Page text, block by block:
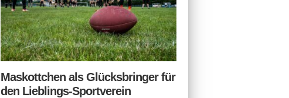
Maskottchen als Glücksbringer für
den Lieblings-Sportverein